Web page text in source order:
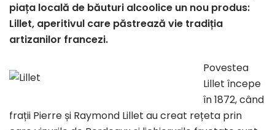
piața locală de băuturi alcoolice un nou produs:
Lillet, aperitivul care păstrează vie tradiția
artizanilor francezi.
Povestea
Lillet începe
în 1872, când
frații Pierre și Raymond Lillet au creat rețeta prin